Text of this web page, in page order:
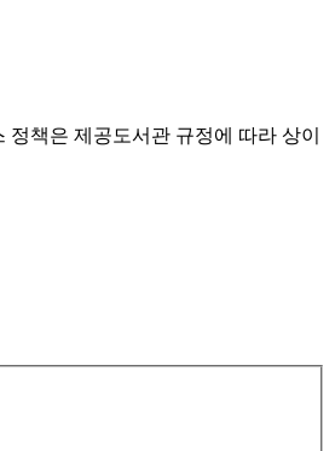
정책은 제공도서관 규정에 따라 상이